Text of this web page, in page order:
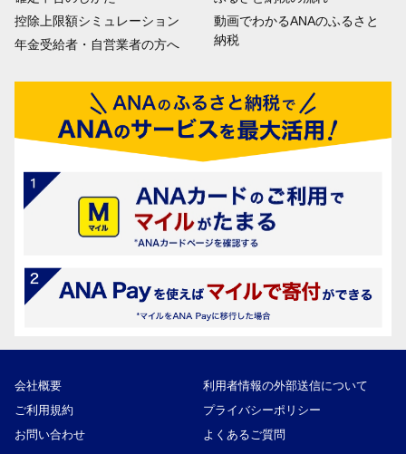
控除上限額シミュレーション
年金受給者・自営業者の方へ
動画でわかるANAのふるさと
納税
会社概要
利用者情報の外部送信について
ご利用規約
プライバシーポリシー
お問い合わせ
よくあるご質問